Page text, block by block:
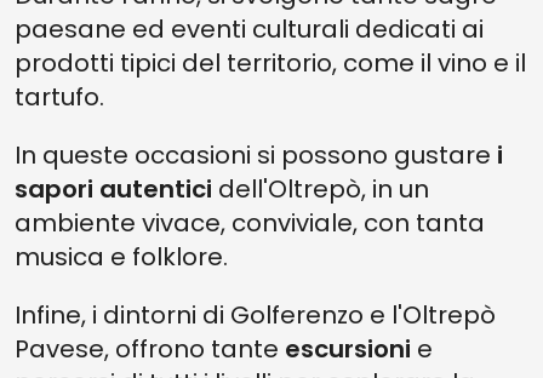
paesane ed eventi culturali dedicati ai
prodotti tipici del territorio, come il vino e il
tartufo.
In queste occasioni si possono gustare i
sapori autentici dell'Oltrepò, in un
ambiente vivace, conviviale, con tanta
musica e folklore.
Infine, i dintorni di Golferenzo e l'Oltrepò
Pavese, offrono tante escursioni e